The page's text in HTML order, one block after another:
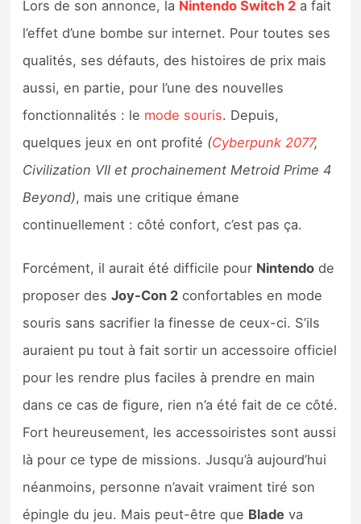
Previews
Précommandes
Précommandes jeux Switch 2
Sorties de jeux
Guides
Lors de son annonce, la Nintendo Switch 2 a fait
l’effet d’une bombe sur internet. Pour toutes ses
qualités, ses défauts, des histoires de prix mais
aussi, en partie, pour l’une des nouvelles
fonctionnalités : le mode souris. Depuis,
quelques jeux en ont profité (Cyberpunk 2077,
Civilization VII et prochainement Metroid Prime 4
Beyond), mais une critique émane
continuellement : côté confort, c’est pas ça.
Forcément, il aurait été difficile pour Nintendo de
proposer desJoy-Con 2 confortables en mode
souris sans sacrifier la finesse de ceux-ci. S’ils
auraient pu tout à fait sortir un accessoire officiel
pour les rendre plus faciles à prendre en main
dans ce cas de figure, rien n’a été fait de ce côté.
Fort heureusement, les accessoiristes sont aussi
là pour ce type de missions. Jusqu’à aujourd’hui
néanmoins, personne n’avait vraiment tiré son
épingle du jeu. Mais peut-être que Blade va